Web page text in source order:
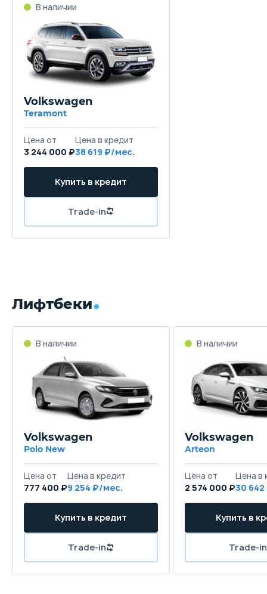
В наличии
Volkswagen
Teramont
Цена от
3 244 000 ₽
Цена в кредит
38 619 ₽/мес.
Купить в кредит
Trade-in
Лифтбеки
В наличии
Volkswagen
Polo New
Цена от
777 400 ₽
Цена в кредит
9 254 ₽/мес.
Купить в кредит
Trade-in
В наличии
Volkswagen
Arteon
Цена от
2 574 000 ₽
Цена в
30
Купить в
Trade-in